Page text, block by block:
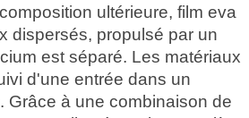
ultérieure, film eva
dispersés, propulsé par un
est séparé. Les matériaux
d'une entrée dans un
Grâce à une combinaison de